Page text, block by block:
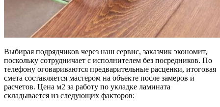
Выбирая подрядчиков через наш сервис, заказчик экономит,
поскольку сотрудничает с исполнителем без посредников. По
телефону оговариваются предварительные расценки, итоговая
смета составляется мастером на объекте после замеров и
расчетов. Цена м2 за работу по укладке ламината
складывается из следующих факторов: